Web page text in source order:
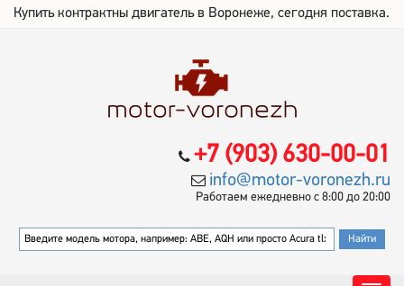
Купить контрактны двигатель в Воронеже, сегодня поставка.
+7 (903) 630-00-01
info@motor-voronezh.ru
Работаем ежедневно с 8:00 до 20:00